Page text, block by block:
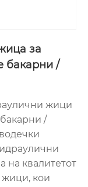
за
бакарни /
жици
/
на квалитетот
жици, кои